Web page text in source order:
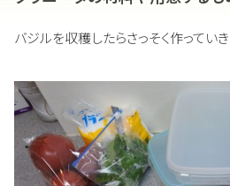
バジルを収穫したらさっそく作ってい